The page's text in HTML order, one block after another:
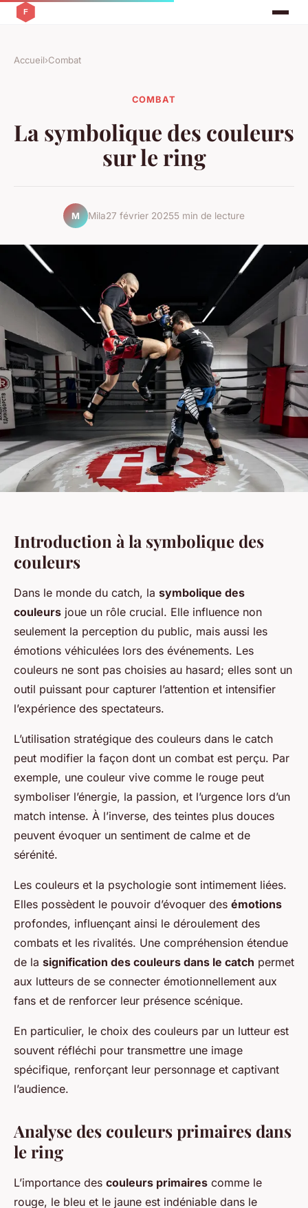
Accueil›Combat
COMBAT
La symbolique des couleurs
sur le ring
M Mila27 février 20255 min de lecture
Introduction à la symbolique des
couleurs
Dans le monde du catch, la symbolique des
couleurs joue un rôle crucial. Elle influence non
seulement la perception du public, mais aussi les
émotions véhiculées lors des événements. Les
couleurs ne sont pas choisies au hasard; elles sont un
outil puissant pour capturer l’attention et intensifier
l’expérience des spectateurs.
L’utilisation stratégique des couleurs dans le catch
peut modifier la façon dont un combat est perçu. Par
exemple, une couleur vive comme le rouge peut
symboliser l’énergie, la passion, et l’urgence lors d’un
match intense. À l’inverse, des teintes plus douces
peuvent évoquer un sentiment de calme et de
sérénité.
Les couleurs et la psychologie sont intimement liées.
Elles possèdent le pouvoir d’évoquer des émotions
profondes, influençant ainsi le déroulement des
combats et les rivalités. Une compréhension étendue
de la signification des couleurs dans le catch permet
aux lutteurs de se connecter émotionnellement aux
fans et de renforcer leur présence scénique.
En particulier, le choix des couleurs par un lutteur est
souvent réfléchi pour transmettre une image
spécifique, renforçant leur personnage et captivant
l’audience.
Analyse des couleurs primaires dans
le ring
L’importance des couleurs primaires comme le
rouge, le bleu et le jaune est indéniable dans le